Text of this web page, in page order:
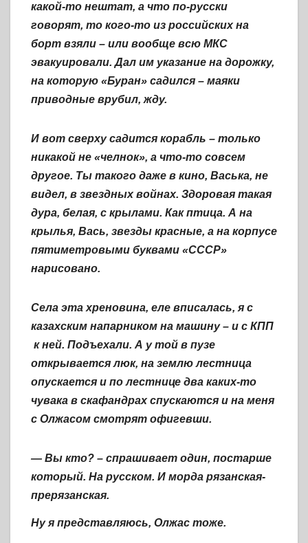
какой-то нештат, а что по-русски
говорят, то кого-то из российских на
борт взяли – или вообще всю МКС
эвакуировали. Дал им указание на дорожку,
на которую «Буран» садился – маяки
приводные врубил, жду.
И вот сверху садится корабль – только
никакой не «челнок», а что-то совсем
другое. Ты такого даже в кино, Васька, не
видел, в звездных войнах. Здоровая такая
дура, белая, с крылами. Как птица. А на
крылья, Вась, звезды красные, а на корпусе
пятиметровыми буквами «СССР»
нарисовано.
Села эта хреновина, еле вписалась, я с
казахским напарником на машину – и с КПП
к ней. Подъехали. А у той в пузе
открывается люк, на землю лестница
опускается и по лестнице два каких-то
чувака в скафандрах спускаются и на меня
с Олжасом смотрят офигевши.
— Вы кто? – спрашивает один, постарше
который. На русском. И морда рязанская-
прерязанская.
Ну я представляюсь, Олжас тоже.